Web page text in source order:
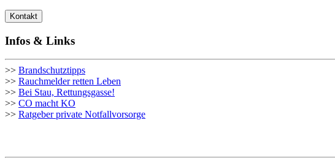
Kontakt
Infos & Links
>> Brandschutztipps
>> Rauchmelder retten Leben
>> Bei Stau, Rettungsgasse!
>> CO macht KO
>> Ratgeber private Notfallvorsorge